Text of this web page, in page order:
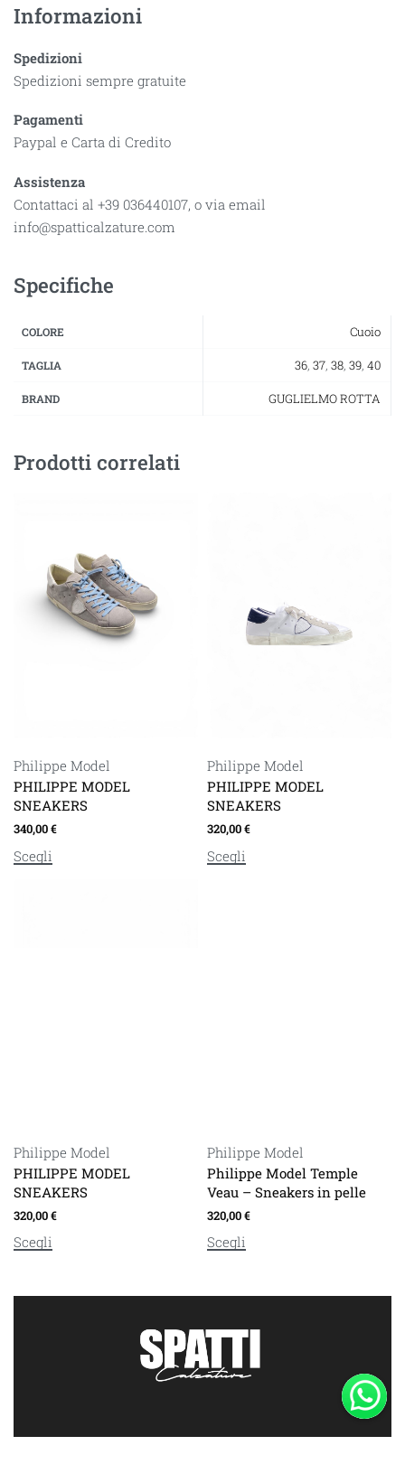
Informazioni
Spedizioni
Spedizioni sempre gratuite
Pagamenti
Paypal e Carta di Credito
Assistenza
Contattaci al +39 036440107, o via email
info@spatticalzature.com
Specifiche
COLORE Cuoio
TAGLIA 36, 37, 38, 39, 40
BRAND GUGLIELMO ROTTA
Prodotti correlati
Philippe Model
PHILIPPE MODEL
SNEAKERS
340,00€
Scegli
Philippe Model
PHILIPPE MODEL
SNEAKERS
320,00€
Scegli
Philippe Model
PHILIPPE MODEL
SNEAKERS
320,00€
Scegli
Philippe Model
Philippe Model Temple
Veau – Sneakers in pelle
320,00€
Scegli